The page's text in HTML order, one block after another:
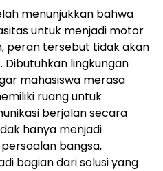
menunjukkan bahwa
untuk menjadi motor
peran tersebut tidak akan
lingkungan
mahasiswa merasa
ruang untuk
berjalan secara
hanya menjadi
bangsa,
bagian dari solusi yang